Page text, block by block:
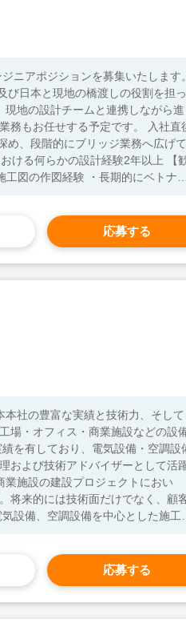
ニアポジションを募集いたします
び日本と現地の橋渡しの役割を担っ
務もお任せする予定です。 入社直
め、段階的にブリッジ業務へ広げて
工図の作図経験 ・長期的にベトナ
応募する
本社の豊富な実績と技術力、そして
場・オフィス・商業施設などの設
を有しており、電気設備・空調設
および技術アドバイザーとして活
将来的には技術面だけでなく、顧
応募する